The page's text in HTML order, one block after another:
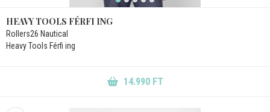
HEAVY TOOLS FÉRFI ING
Rollers26 Nautical
Heavy Tools Férfi ing
14.990 FT